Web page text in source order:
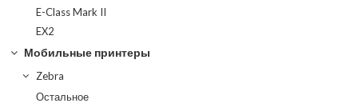
E-Class Mark II
EX2
Мобильные принтеры
Zebra
Остальное